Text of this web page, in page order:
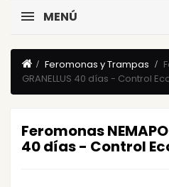
MENÚ
Feromonas y Trampas
GRANELLUS 40 días - Control
Feromonas
40 días - Control